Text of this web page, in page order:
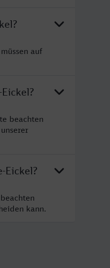
auf
beachten
Eickel?
kann.